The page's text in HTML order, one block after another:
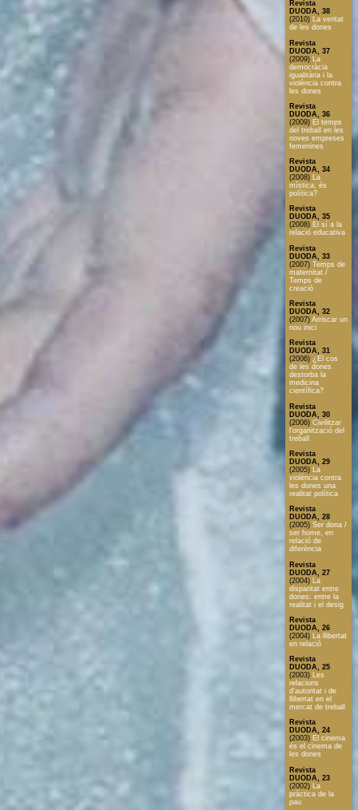
Revista
DUODA, 38
(2010) La veritat
de les dones
Revista
DUODA, 37
(2009)
La
democràcia
igualitària i la
violència contra
les dones
Revista
DUODA, 36
(2009) El temps
del treball en les
noves empreses
femenines
Revista
DUODA, 34
(2008) La
mística, és
política?
Revista
DUODA, 35
(2008) El sí a la
relació educativa
Revista
DUODA, 33
(2007) Temps de
maternitat /
Temps de
creació
Revista
DUODA, 32
(2007) Arriscar un
nou inici
Revista
DUODA, 31
(2006) ¿El cos
de les dones
destorba la
medicina
científica?
Revista
DUODA, 30
(2006) Civilitzar
l'organització del
treball
Revista
DUODA, 29
(2005)
La
violència contra
les dones una
realitat política
Revista
DUODA, 28
(2005) Ser dona /
ser home, en
relació de
diferència
Revista
DUODA, 27
(2004)
La
disparitat entre
dones: entre la
realitat i el desig
Revista
DUODA, 26
(2004)
La llibertat
en relació
Revista
DUODA, 25
(2003) Les
relacions
d'autoritat i de
llibertat en el
mercat de treball
Revista
DUODA, 24
(2003) El cinema
és el cinema de
les dones
Revista
DUODA, 23
(2002)
La
pràctica de la
pau